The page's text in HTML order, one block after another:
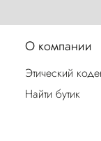
О компании
Этический
Найти бутик